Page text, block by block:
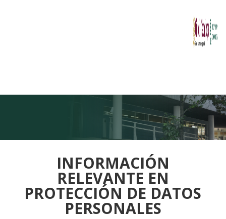
INFORMACIÓN
RELEVANTE EN
PROTECCIÓN DE DATOS
PERSONALES